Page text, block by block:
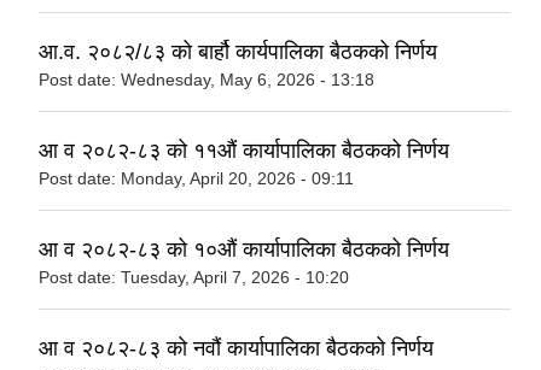
आ.व. २०८२/८३ को बार्हौ कार्यपालिका बैठकको निर्णय
Post date: Wednesday, May 6, 2026 - 13:18
आ व २०८२-८३ को ११औं कार्यापालिका बैठकको निर्णय
Post date: Monday, April 20, 2026 - 09:11
आ व २०८२-८३ को १०औं कार्यापालिका बैठकको निर्णय
Post date: Tuesday, April 7, 2026 - 10:20
आ व २०८२-८३ को नवौं कार्यापालिका बैठकको निर्णय